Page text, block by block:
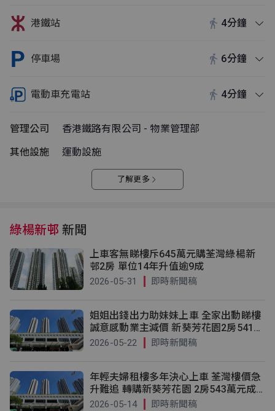
港鐵站 4分鐘
停車場 6分鐘
電動車充電站 4分鐘
管理公司
香港鐵路有限公司 - 物業管理部
其他設施
運動設施
了解更多
綠楊新邨 新聞
上車客無睇樓斥645萬元購荃灣綠楊新
邨2房 單位14年升值逾9成
2026-05-31 即時新聞稿
姐姐出錢出力助妹妹上車 全家出動睇樓
誠意感動業主減價 新葵芳花園2房541萬
元成交
2026-05-22 即時新聞稿
年輕夫婦租樓多年決心上車 荃灣樓價急
升難追 轉購新葵芳花園 2房543萬元成
交
2026-05-14 即時新聞稿